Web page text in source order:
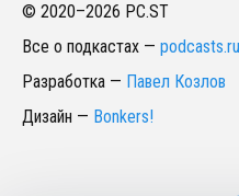
© 2020–2026 PC.ST
Все о подкастах — podcasts.ru
Разработка — Павел Козлов
Дизайн — Bonkers!